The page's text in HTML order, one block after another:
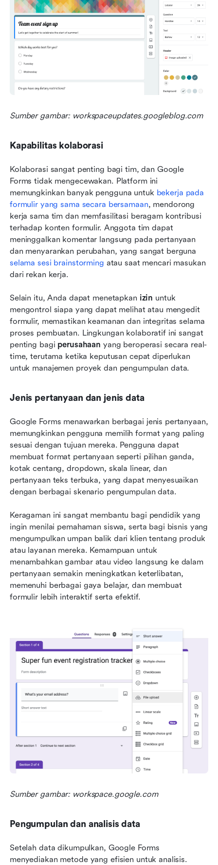
Sumber gambar: workspaceupdates.googleblog.com
Kapabilitas kolaborasi
Kolaborasi sangat penting bagi tim, dan Google
Forms tidak mengecewakan. Platform ini
memungkinkan banyak pengguna untuk bekerja pada
formulir yang sama secara bersamaan, mendorong
kerja sama tim dan memfasilitasi beragam kontribusi
terhadap konten formulir. Anggota tim dapat
meninggalkan komentar langsung pada pertanyaan
selama sesi brainstorming atau saat mencari masukan
dari rekan kerja.
Selain itu, Anda dapat menetapkan izin untuk
mengontrol siapa yang dapat melihat atau mengedit
formulir, memastikan keamanan dan integritas selama
proses pembuatan. Lingkungan kolaboratif ini sangat
penting bagi perusahaan yang beroperasi secara real-
time, terutama ketika keputusan cepat diperlukan
untuk manajemen proyek dan pengumpulan data.
Jenis pertanyaan dan jenis data
Google Forms menawarkan berbagai jenis pertanyaan,
memungkinkan pengguna memilih format yang paling
sesuai dengan tujuan mereka. Pengguna dapat
membuat format pertanyaan seperti pilihan ganda,
kotak centang, dropdown, skala linear, dan
pertanyaan teks terbuka, yang dapat menyesuaikan
dengan berbagai skenario pengumpulan data.
Keragaman ini sangat membantu bagi pendidik yang
ingin menilai pemahaman siswa, serta bagi bisnis yang
mengumpulkan umpan balik dari klien tentang produk
atau layanan mereka. Kemampuan untuk
menambahkan gambar atau video langsung ke dalam
pertanyaan semakin meningkatkan keterlibatan,
memenuhi berbagai gaya belajar, dan membuat
formulir lebih interaktif serta efektif.
Sumber gambar: workspace.google.com
Pengumpulan dan analisis data
Setelah data dikumpulkan, Google Forms
menyediakan metode yang efisien untuk analisis.